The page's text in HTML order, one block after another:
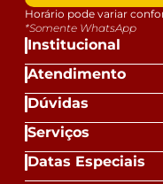
Institucional
Atendimento
Dúvidas
Serviços
Datas Especiais
Horário pode variar
*Somente WhatsApp